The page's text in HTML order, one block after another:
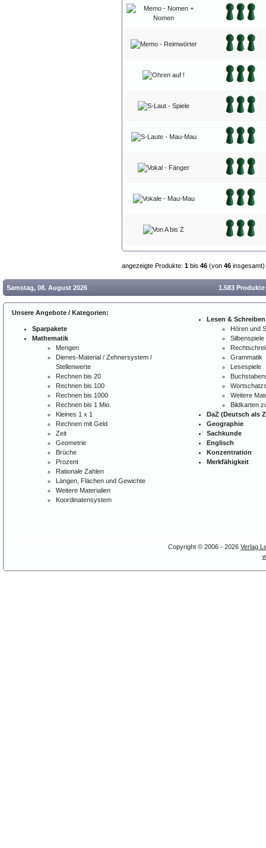
angezeigte Produkte: 1 bis 46 (von 46 insgesamt)
Samstag, 08. August 2026 1.583
Unsere Angebote / Kategorien:
Sparpakete
Mathematik
Mengen
Dienes-Material / Zehnersystem /
Stellenwerte
Rechnen bis 20
Rechnen bis 100
Rechnen bis 1000
Rechnen bis 1 Mio.
Kleines 1 x 1
Rechnen mit Geld
Zeit
Geometrie
Brüche
Prozent
Rationale Zahlen
Längen, Flächen und Gewichte
Weitere Materialien
Koordinatensystem
Lesen & Schreiben
Hören und
Silbenspiele
Grammatik
Lesespiele
Weitere
Bildkarten
DaZ (Deutsch als
Geographie
Sachkunde
Englisch
Konzentration
Merkfähigkeit
Copyright © 2006 - 2026 Verlag